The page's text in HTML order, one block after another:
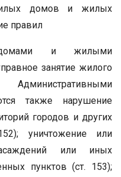
домов и жилых
правил
домами и жилыми
занятие жилого
также нарушение
городов и других
уничтожение или
или иных
пунктов (ст. 153);